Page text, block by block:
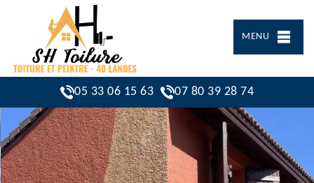
MENU
05 33 06 15 63 07 80 39 28 74